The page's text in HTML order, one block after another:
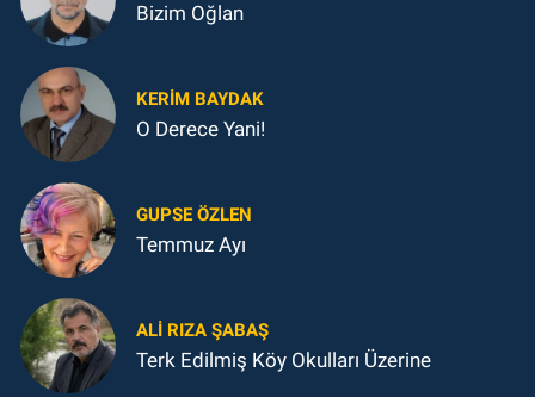
Bizim Oğlan
KERIM BAYDAK
O Derece Yani!
GUPSE ÖZLEN
Temmuz Ayı
ALI RIZA ŞABAŞ
Terk Edilmiş Köy Okulları Üzerine